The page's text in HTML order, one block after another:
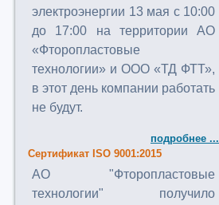
электроэнергии 13 мая с 10:00
до 17:00 на территории АО
«Фторопластовые
технологии» и ООО «ТД ФТТ»,
в этот день компании работать
не будут.
подробнее ...
Сертификат ISO 9001:2015
АО "Фторопластовые
технологии" получило